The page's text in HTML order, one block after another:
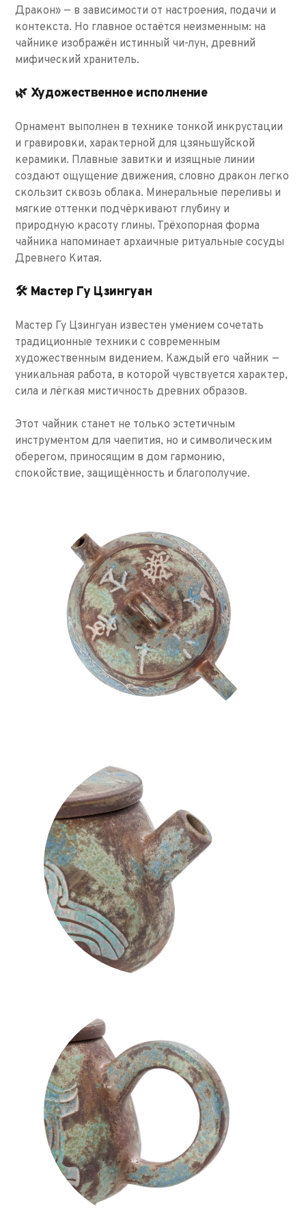
Дракон» — в зависимости от настроения, подачи и
контекста. Но главное остаётся неизменным: на
чайнике изображён истинный чи-лун, древний
мифический хранитель.
🌿 Художественное исполнение
Орнамент выполнен в технике тонкой инкрустации
и гравировки, характерной для цзяньшуйской
керамики. Плавные завитки и изящные линии
создают ощущение движения, словно дракон легко
скользит сквозь облака. Минеральные переливы и
мягкие оттенки подчёркивают глубину и
природную красоту глины. Трёхопорная форма
чайника напоминает архаичные ритуальные сосуды
Древнего Китая.
🛠 Мастер Гу Цзингуан
Мастер Гу Цзингуан известен умением сочетать
традиционные техники с современным
художественным видением. Каждый его чайник —
уникальная работа, в которой чувствуется характер,
сила и лёгкая мистичность древних образов.
Этот чайник станет не только эстетичным
инструментом для чаепития, но и символическим
оберегом, приносящим в дом гармонию,
спокойствие, защищённость и благополучие.